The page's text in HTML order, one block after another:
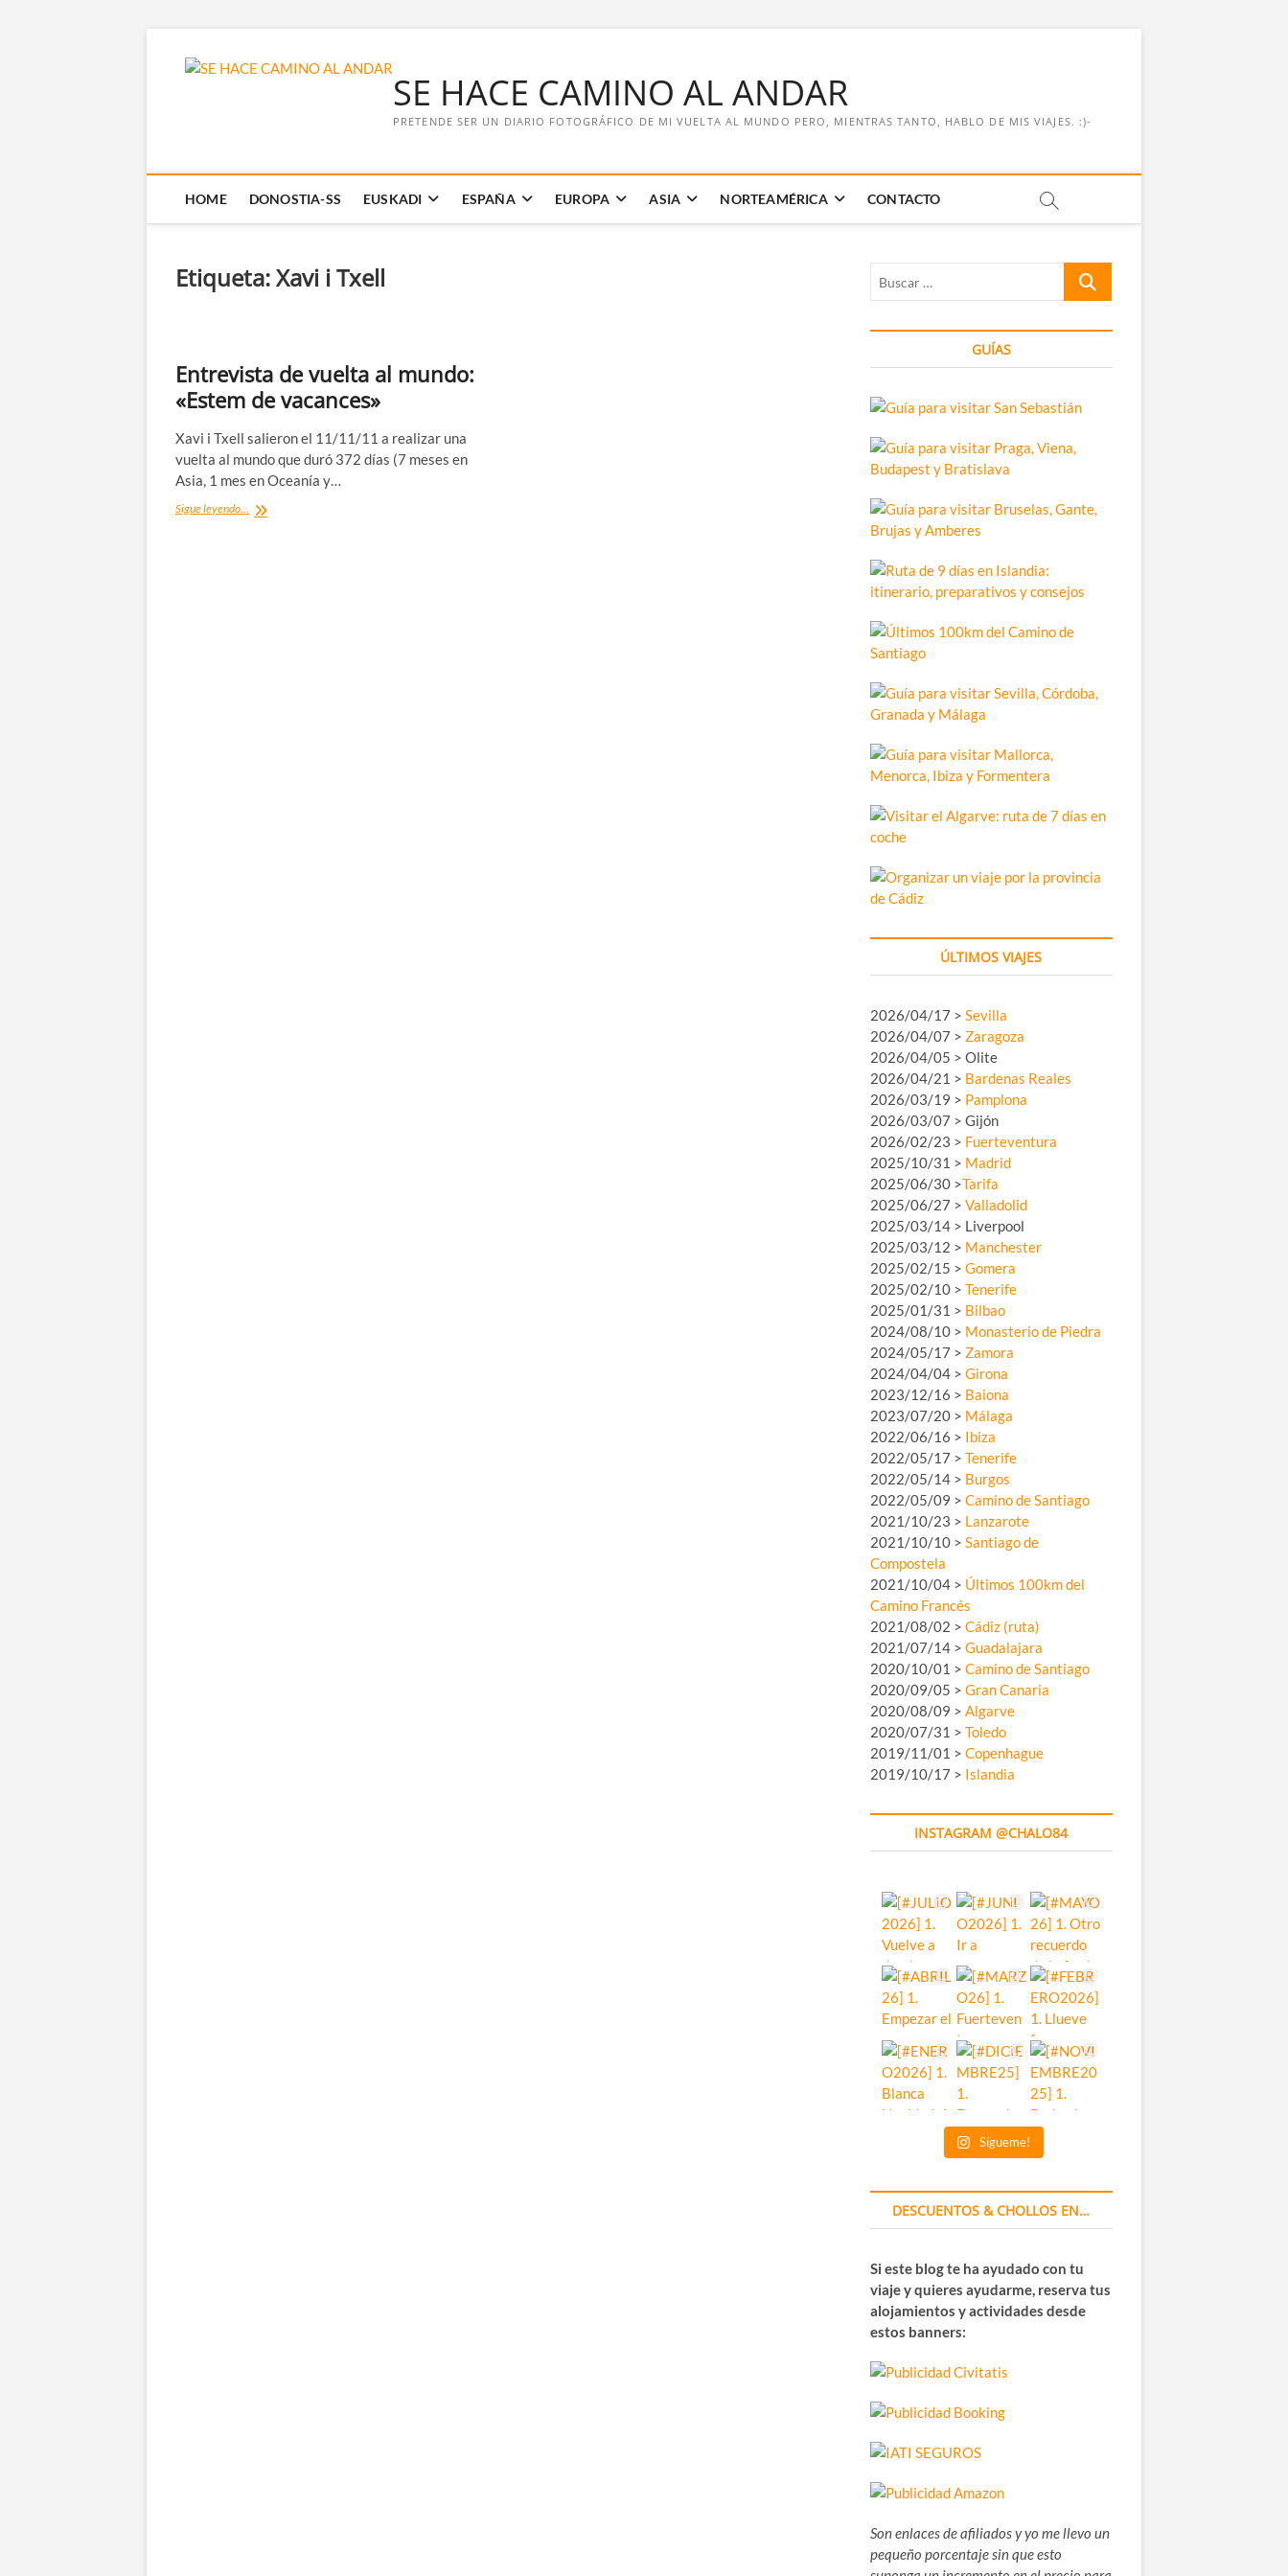
SE HACE CAMINO AL ANDAR
PRETENDE SER UN DIARIO FOTOGRÁFICO DE MI VUELTA AL MUNDO PERO, MIENTRAS TANTO, HABLO DE MIS VIAJES. :)-
HOME DONOSTIA-SS EUSKADI ESPAÑA EUROPA ASIA NORTEAMÉRICA CONTACTO
Etiqueta:Xavi i Txell
Entrevista de vuelta al mundo:
«Estem de vacances»
Xavi i Txell salieron el 11/11/11 a realizar una
vuelta al mundo que duró 372 días (7 meses en
Asia, 1 mes en Oceanía y…
Sigue leyendo... Entrevista
Buscar
GUÍAS
ÚLTIMOS VIAJES
2026/04/17 > Sevilla
2026/04/07 > Zaragoza
2026/04/05 > Olite
2026/04/21 > Bardenas Reales
2026/03/19 > Pamplona
2026/03/07 > Gijón
2026/02/23 > Fuerteventura
2025/10/31 > Madrid
2025/06/30 >Tarifa
2025/06/27 > Valladolid
2025/03/14 > Liverpool
2025/03/12 > Manchester
2025/02/15 > Gomera
2025/02/10 > Tenerife
2025/01/31 > Bilbao
2024/08/10 > Monasterio de Piedra
2024/05/17 > Zamora
2024/04/04 > Girona
2023/12/16 > Baiona
2023/07/20 > Málaga
2022/06/16 > Ibiza
2022/05/17 > Tenerife
2022/05/14 > Burgos
2022/05/09 > Camino de Santiago
2021/10/23 > Lanzarote
2021/10/10 > Santiago de
Compostela
2021/10/04 > Últimos 100km del
Camino Francés
2021/08/02 > Cádiz (ruta)
2021/07/14 > Guadalajara
2020/10/01 > Camino de Santiago
2020/09/05 > Gran Canaria
2020/08/09 > Algarve
2020/07/31 > Toledo
2019/11/01 > Copenhague
2019/10/17 > Islandia
INSTAGRAM @CHALO84
Sígueme!
DESCUENTOS & CHOLLOS EN…
Si este blog te ha ayudado con tu
viaje y quieres ayudarme, reserva tus
alojamientos y actividades desde
estos banners:
Son enlaces de afiliados y yo me llevo un
pequeño porcentaje sin que esto